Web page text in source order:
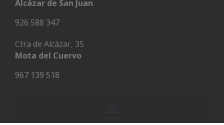
Alcázar de San Juan
926 588 347
Ctra de Alcázar, 35
Mota del Cuervo
967 139 518